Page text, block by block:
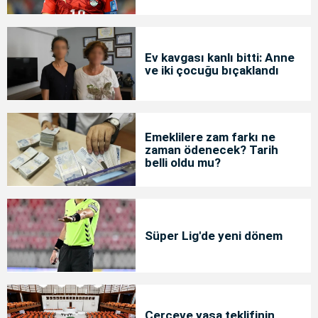
Ev kavgası kanlı bitti: Anne
ve iki çocuğu bıçaklandı
Emeklilere zam farkı ne
zaman ödenecek? Tarih
belli oldu mu?
Süper Lig'de yeni dönem
Çerçeve yasa teklifinin